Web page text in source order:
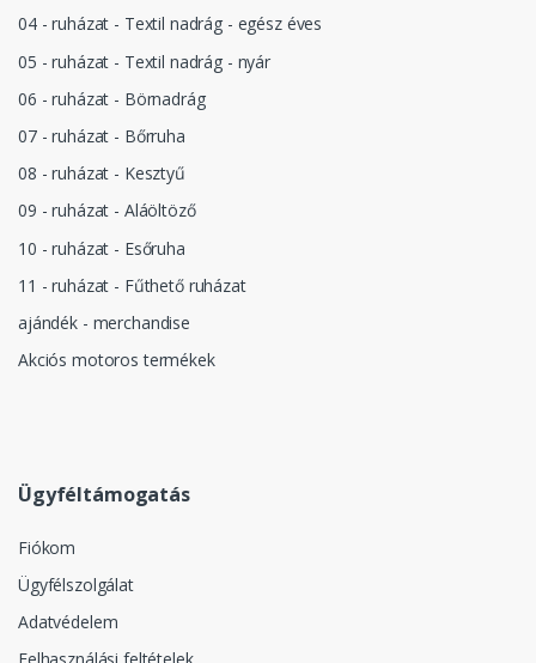
04 - ruházat - Textil nadrág - egész éves
05 - ruházat - Textil nadrág - nyár
06 - ruházat - Börnadrág
07 - ruházat - Bőrruha
08 - ruházat - Kesztyű
09 - ruházat - Aláöltöző
10 - ruházat - Esőruha
11 - ruházat - Fűthető ruházat
ajándék - merchandise
Akciós motoros termékek
Ügyféltámogatás
Fiókom
Ügyfélszolgálat
Adatvédelem